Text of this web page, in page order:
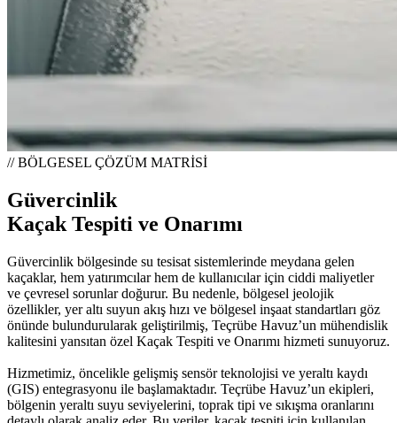
// BÖLGESEL ÇÖZÜM MATRİSİ
Güvercinlik
Kaçak Tespiti ve Onarımı
Güvercinlik bölgesinde su tesisat sistemlerinde meydana gelen
kaçaklar, hem yatırımcılar hem de kullanıcılar için ciddi maliyetler
ve çevresel sorunlar doğurur. Bu nedenle, bölgesel jeolojik
özellikler, yer altı suyun akış hızı ve bölgesel inşaat standartları göz
önünde bulundurularak geliştirilmiş, Teçrübe Havuz’un mühendislik
kalitesini yansıtan özel Kaçak Tespiti ve Onarımı hizmeti sunuyoruz.
Hizmetimiz, öncelikle gelişmiş sensör teknolojisi ve yeraltı kaydı
(GIS) entegrasyonu ile başlamaktadır. Teçrübe Havuz’un ekipleri,
bölgenin yeraltı suyu seviyelerini, toprak tipi ve sıkışma oranlarını